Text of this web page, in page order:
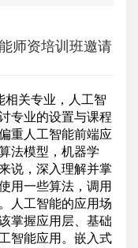
师资培训班邀请
相关专业，人工智
专业的设置与课程
重人工智能前端应
法模型，机器学
说，深入理解并掌
用一些算法，调用
人工智能的应用场
掌握应用层、基础
智能应用。嵌入式